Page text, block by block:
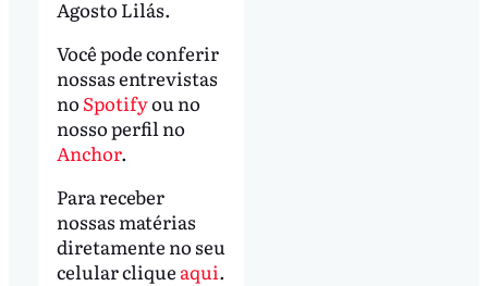
Agosto Lilás.
Você pode conferir
nossas entrevistas
no Spotifyou no
nosso perfil no
Anchor.
Para receber
nossas matérias
diretamente no seu
celular clique aqui.